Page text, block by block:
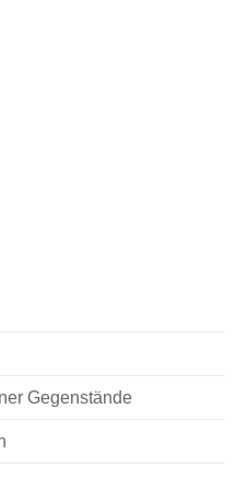
Gegenstände